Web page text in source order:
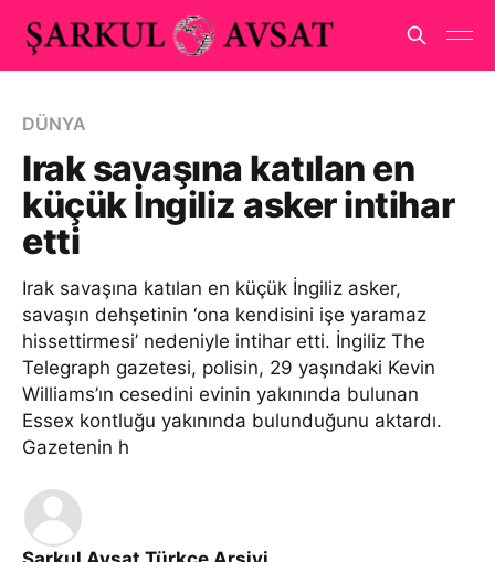
DÜNYA
Irak savaşına katılan en
küçük İngiliz asker intihar
etti
Irak savaşına katılan en küçük İngiliz asker,
savaşın dehşetinin ‘ona kendisini işe yaramaz
hissettirmesi’ nedeniyle intihar etti. İngiliz The
Telegraph gazetesi, polisin, 29 yaşındaki Kevin
Williams’ın cesedini evinin yakınında bulunan
Essex kontluğu yakınında bulunduğunu aktardı.
Gazetenin h